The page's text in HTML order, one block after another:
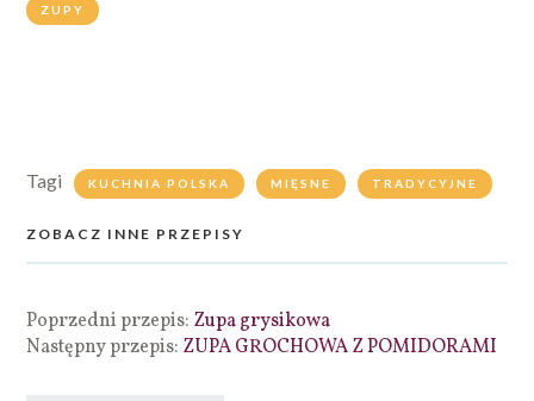
ZUPY
Tagi KUCHNIA POLSKA MIĘSNE TRADYCYJNE
ZOBACZ INNE PRZEPISY
Poprzedni przepis: Zupa grysikowa
Następny przepis: ZUPA GROCHOWA Z POMIDORAMI